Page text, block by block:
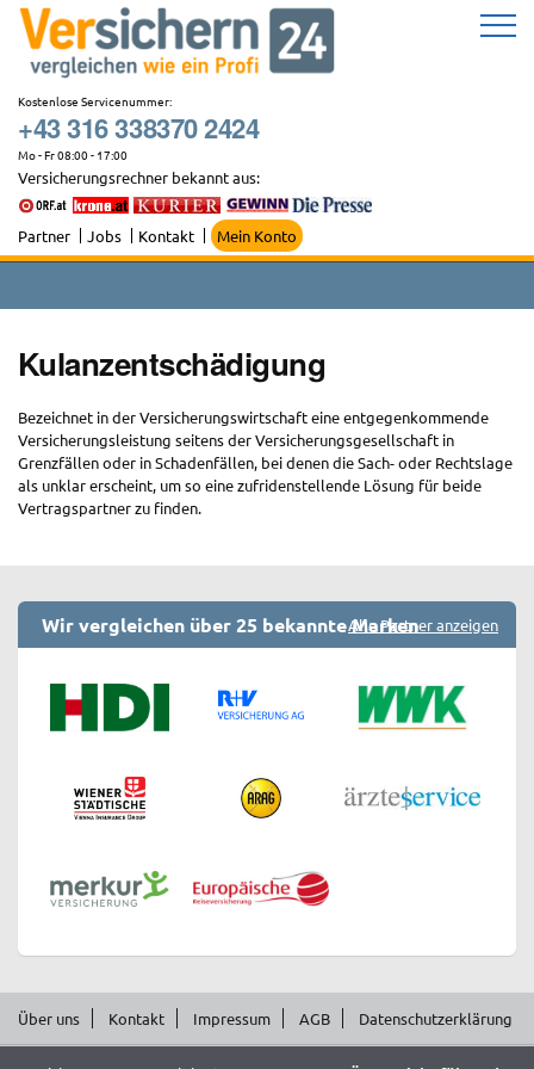
Zum
Inhalt
springen
Kostenlose Servicenummer:
+43 316 338370 2424
Mo - Fr 08:00 - 17:00
Versicherungsrechner bekannt aus:
Partner Jobs Kontakt Mein Konto
Kulanzentschädigung
Bezeichnet in der Versicherungswirtschaft eine entgegenkommende
Versicherungsleistung seitens der Versicherungsgesellschaft in
Grenzfällen oder in Schadenfällen, bei denen die Sach- oder Rechtslage
als unklar erscheint, um so eine zufridenstellende Lösung für beide
Vertragspartner zu finden.
Wir vergleichen über 25 bekannte MarkenAlle Partner anzeigen
Über uns Kontakt Impressum AGB Datenschutzerklärung